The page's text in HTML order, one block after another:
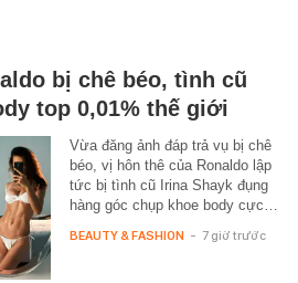
bị chê béo, tình cũ
top 0,01% thế giới
Vừa đăng ảnh đáp trả vụ bị chê
béo, vị hôn thê của Ronaldo lập
tức bị tình cũ Irina Shayk đụng
hàng góc chụp khoe body cực…
BEAUTY & FASHION - 7 giờ trước